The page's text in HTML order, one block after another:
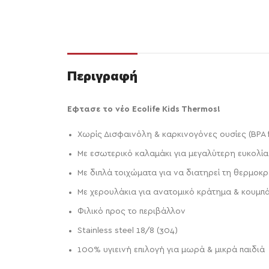
Περιγραφή
Εφτασε το νέο Ecolife Kids Thermos!
Xωρίς Δισφαινόλη & καρκινογόνες ουσίες (ΒPA
Με εσωτερικό καλαμάκι για μεγαλύτερη ευκολία
Mε διπλά τοιχώματα για να διατηρεί τη
Με χερουλάκια για ανατομικό κράτημα &
Φιλικό προς το περιβάλλον
Stainless steel 18/8 (304)
100% υγιεινή επιλογή για μωρά & μικρά παιδιά